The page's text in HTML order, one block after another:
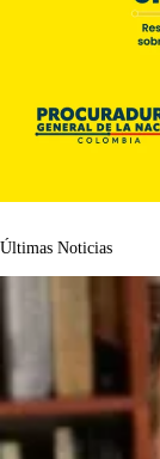
Últimas Noticias